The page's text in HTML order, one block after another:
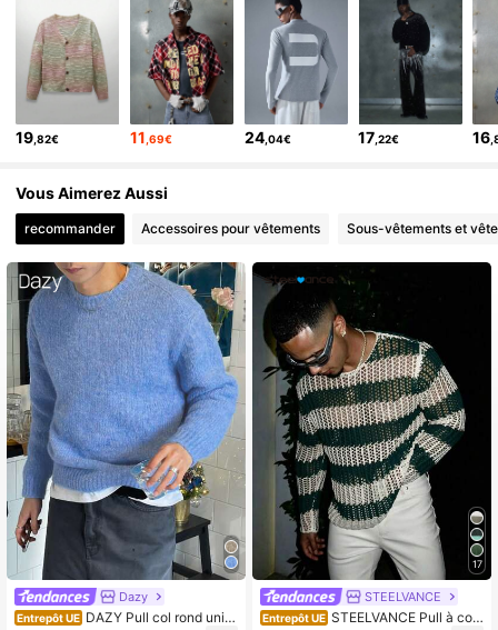
19 ,82€ 11 ,69€ 24,04€ 17 ,22€ 16
Vous Aimerez Aussi
recommander Accessoires pour vêtements Sous-vêtements et
Dazy
Entrepôt UE DAZY Pull col rond unic
17
STEELVANCE
Entrepôt UE STEELVANCE Pull à col r